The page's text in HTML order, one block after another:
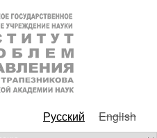
основному
Русский English